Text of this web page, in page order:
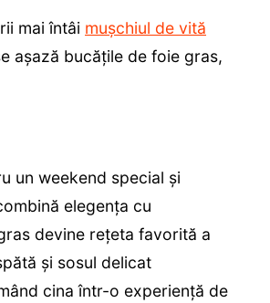
mai întâi mușchiul de vită
așază bucățile de foie gras,
un weekend special și
elegența cu
devine rețeta favorită a
și sosul delicat
cina într-o experiență de